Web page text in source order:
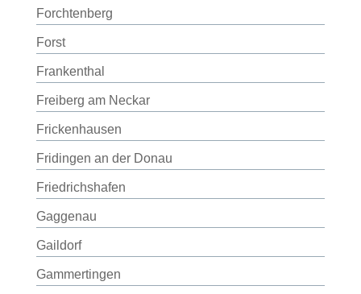
Forchtenberg
Forst
Frankenthal
Freiberg am Neckar
Frickenhausen
Fridingen an der Donau
Friedrichshafen
Gaggenau
Gaildorf
Gammertingen